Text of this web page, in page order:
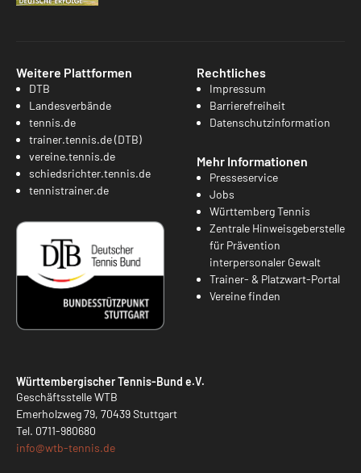
Weitere Plattformen
DTB
Landesverbände
tennis.de
trainer.tennis.de (DTB)
vereine.tennis.de
schiedsrichter.tennis.de
tennistrainer.de
Rechtliches
Impressum
Barrierefreiheit
Datenschutzinformation
Mehr Informationen
Presseservice
Jobs
Württemberg Tennis
Zentrale Hinweisgeberstelle
für Prävention
interpersonaler Gewalt
Trainer- & Platzwart-Portal
Vereine finden
Württembergischer Tennis-Bund e.V.
Geschäftsstelle WTB
Emerholzweg 79, 70439 Stuttgart
Tel. 0711-980680
info@wtb-tennis.de